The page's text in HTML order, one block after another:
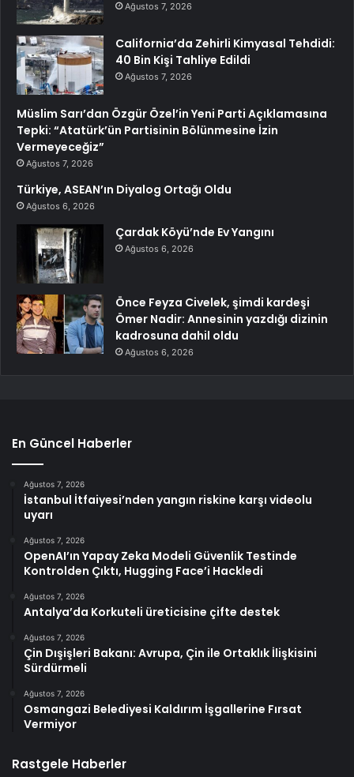
Ağustos 7, 2026
California’da Zehirli Kimyasal Tehdidi:
40 Bin Kişi Tahliye Edildi
Ağustos 7, 2026
Müslim Sarı’dan Özgür Özel’in Yeni Parti Açıklamasına
Tepki: “Atatürk’ün Partisinin Bölünmesine İzin
Vermeyeceğiz”
Ağustos 7, 2026
Türkiye, ASEAN’ın Diyalog Ortağı Oldu
Ağustos 6, 2026
Çardak Köyü’nde Ev Yangını
Ağustos 6, 2026
Önce Feyza Civelek, şimdi kardeşi
Ömer Nadir: Annesinin yazdığı dizinin
kadrosuna dahil oldu
Ağustos 6, 2026
En Güncel Haberler
Ağustos 7, 2026
İstanbul İtfaiyesi’nden yangın riskine karşı videolu
uyarı
Ağustos 7, 2026
OpenAI’ın Yapay Zeka Modeli Güvenlik Testinde
Kontrolden Çıktı, Hugging Face’i Hackledi
Ağustos 7, 2026
Antalya’da Korkuteli üreticisine çifte destek
Ağustos 7, 2026
Çin Dışişleri Bakanı: Avrupa, Çin ile Ortaklık İlişkisini
Sürdürmeli
Ağustos 7, 2026
Osmangazi Belediyesi Kaldırım İşgallerine Fırsat
Vermiyor
Rastgele Haberler